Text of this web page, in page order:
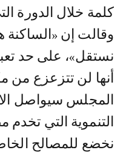
كلمة خلال الدورة
وقالت إن
نستقل»، على حد
أنها لن تتزعزع من
المجلس سيواصل
التنموية التي تخدم
نخضع للمصالح